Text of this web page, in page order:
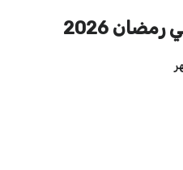
دوام البنك المركزي في رمضان 2026